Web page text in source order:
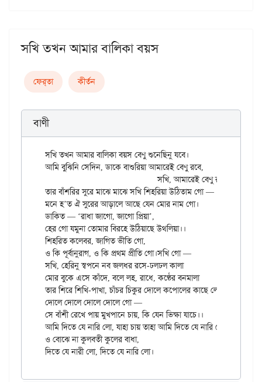
সখি তখন আমার বালিকা বয়স
ফের্‌তা কীর্তন
বাণী
সখি তখন আমার বালিকা বয়স বেণু শুনেছিনু যবে।
আমি বুঝিনি সেদিন, ডাকে বাশুরিয়া আমারেই বেণু রবে,
				সখি, আমারেই বেণু রবে।।
তার বাঁশরির সুরে মাঝে মাঝে সখি শিহরিয়া উঠিতাম গো —
মনে হ’ত ঐ সুরের আড়ালে আছে যেন মোর নাম গো।
ডাকিত — ‌‘রাধা জাগো, জাগো প্রিয়া’,
হের গো যমুনা তোমার বিরহে উঠিয়াছে উথলিয়া।।
শিহরিত কলেবর, জাগিত ভীতি গো,
ও কি পূর্বানুরাগ, ও কি প্রথম প্রীতি গো।সখি গো —
সখি, হেরিনু স্বপনে নব জলধর রসে-ঢলঢল কালা
মোর বুকে এসে কাঁদে, বলে লহ, রাধে, কণ্ঠের বনমালা
তার শিরে শিখি-পাখা, চাঁচর চিকুর দোলে কপোলের কাছে লো
দোলে দোলে দোলে দোলে গো —
সে বাঁশী রেখে পায় মুখপানে চায়, কি যেন ভিক্ষা যাচে।।
আমি দিতে যে নারি লো, যাহা চায় তাহা আমি দিতে যে নারি লো;
ও বোঝে না কুলবতী কুলের বাধা,